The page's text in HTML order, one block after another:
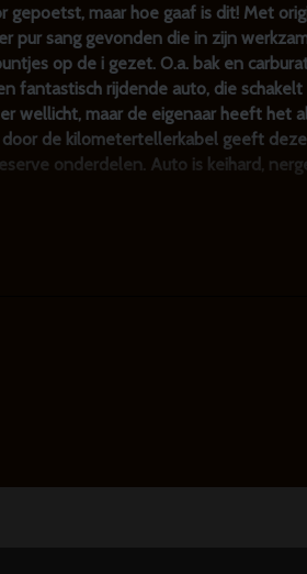
maar hoe gaaf is dit! Met
pur sang gevonden die in zijn
op de i gezet. O.a. bak en
fantastisch rijdende auto, die
maar de eigenaar heeft het
de kilometertellerkabel geeft
onderdelen. Auto is keihard,
dat de auto ook nog door externe